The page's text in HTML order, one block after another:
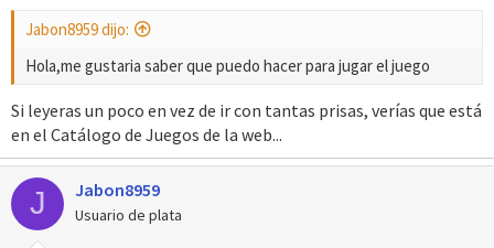
Jabon8959 dijo:
Hola,me gustaria saber que puedo hacer para jugar el juego
Si leyeras un poco en vez de ir con tantas prisas, verías que está
en el Catálogo de Juegos de la web...
J Jabon8959
Usuario de plata